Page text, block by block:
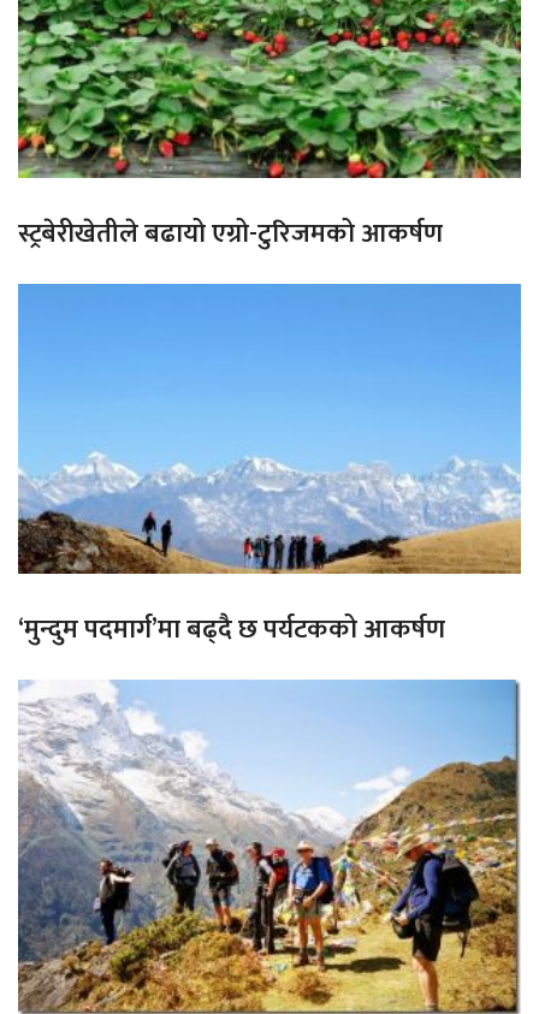
स्ट्रबेरीखेतीले बढायो एग्रो-टुरिजमको आकर्षण
‘मुन्दुम पदमार्ग’मा बढ्दै छ पर्यटकको आकर्षण